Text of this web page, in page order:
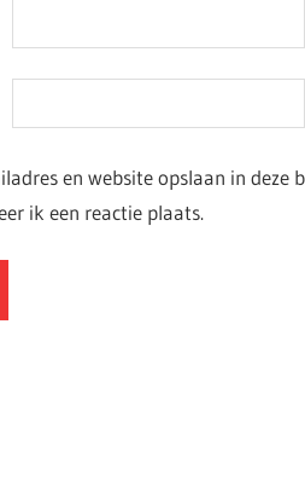
en website opslaan in deze
ik een reactie plaats.